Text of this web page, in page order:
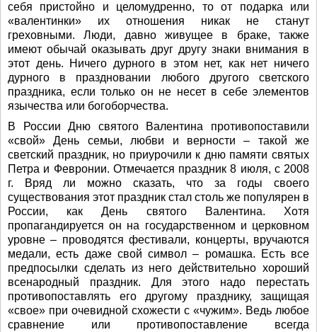
себя пристойно и целомудренно, то от подарка или
«валентинки» их отношения никак не станут
греховными. Люди, давно живущее в браке, также
имеют обычай оказывать друг другу знаки внимания в
этот день. Ничего дурного в этом нет, как нет ничего
дурного в праздновании любого другого светского
праздника, если только он не несет в себе элементов
язычества или богоборчества.
В России Дню святого Валентина противопоставили
«свой» День семьи, любви и верности – такой же
светский праздник, но приурочили к дню памяти святых
Петра и Февронии. Отмечается праздник 8 июля, с 2008
г. Вряд ли можно сказать, что за годы своего
существования этот праздник стал столь же популярен в
России, как День святого Валентина. Хотя
пропагандируется он на государственном и церковном
уровне – проводятся фестивали, концерты, вручаются
медали, есть даже свой символ – ромашка. Есть все
предпосылки сделать из него действительно хороший
всенародный праздник. Для этого надо перестать
противопоставлять его другому празднику, защищая
«свое» при очевидной схожести с «чужим». Ведь любое
сравнение или противопоставление всегда